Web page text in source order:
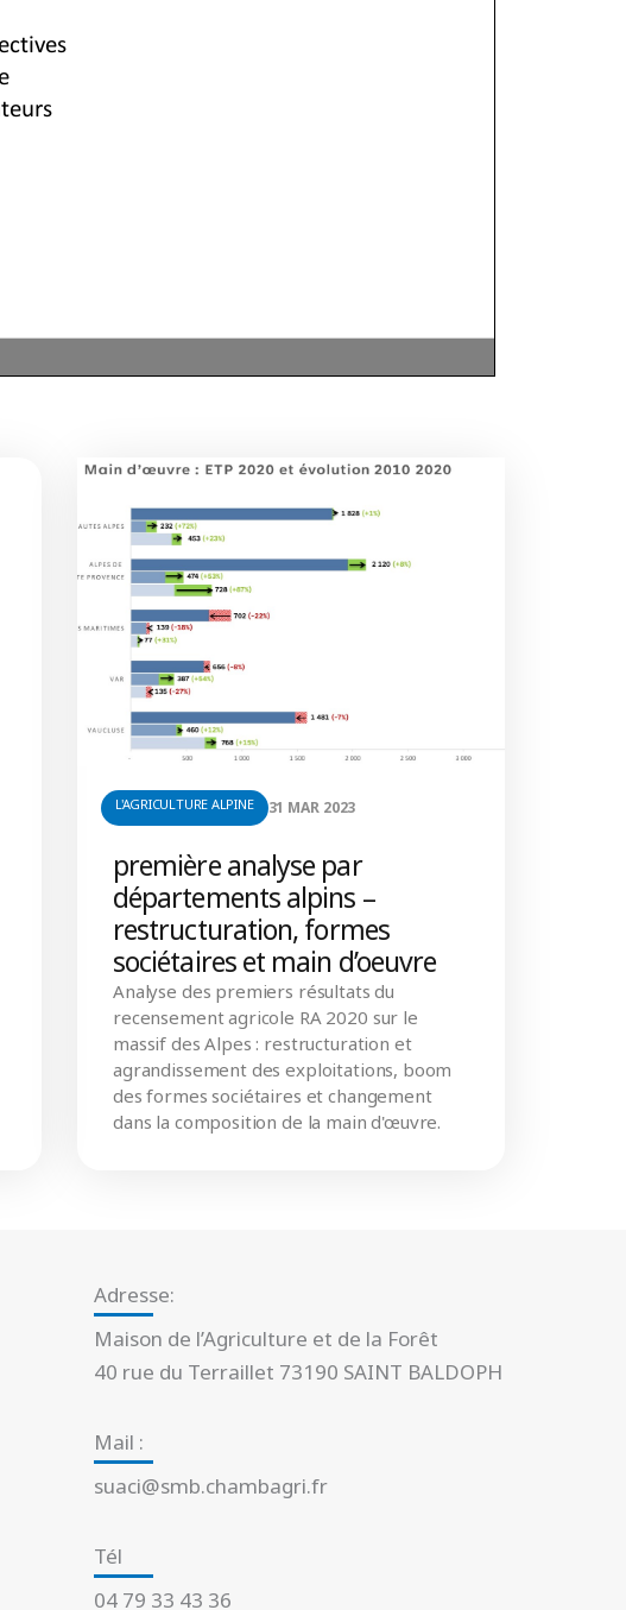
L'AGRICULTURE ALPINE 31 MAR 2023
première analyse par
départements alpins –
restructuration, formes
sociétaires et main d’oeuvre
Analyse des premiers résultats du
recensement agricole RA 2020 sur le
massif des Alpes : restructuration et
agrandissement des exploitations, boom
des formes sociétaires et changement
dans la composition de la main d'œuvre.
Adresse:
Maison de l’Agriculture et de la Forêt
40 rue du Terraillet 73190 SAINT BALDOPH
Mail :
suaci@smb.chambagri.fr
Tél
04 79 33 43 36